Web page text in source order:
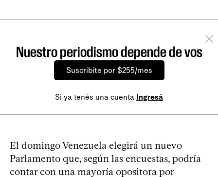
Nuestro periodismo depende de vos
Suscribite por $255/mes
Si ya tenés una cuenta Ingresá
El domingo Venezuela elegirá un nuevo
Parlamento que, según las encuestas, podría
contar con una mayoría opositora por